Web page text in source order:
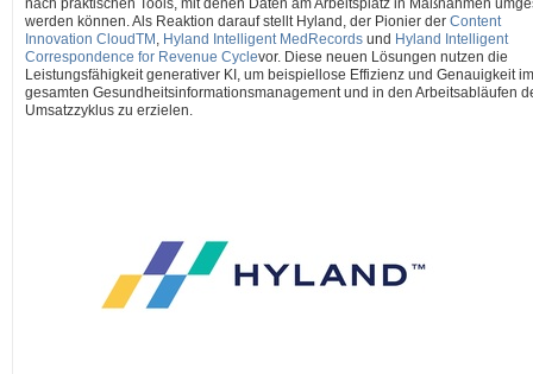
nach praktischen Tools, mit denen Daten am Arbeitsplatz in Maßnahmen
werden können. Als Reaktion darauf stellt Hyland, der Pionier der Content
Innovation CloudTM , Hyland Intelligent MedRecords und Hyland Intelligent
Correspondence for Revenue Cyclevor. Diese neuen Lösungen nutzen die
Leistungsfähigkeit generativer KI, um beispiellose Effizienz und Genauigkeit im
gesamten Gesundheitsinformationsmanagement und in den Arbeitsabläufen
Umsatzzyklus zu erzielen.